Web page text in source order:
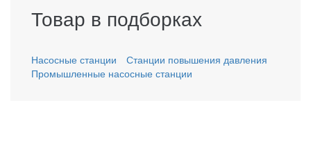
Товар в подборках
Насосные станции
Станции повышения давления
Промышленные насосные станции